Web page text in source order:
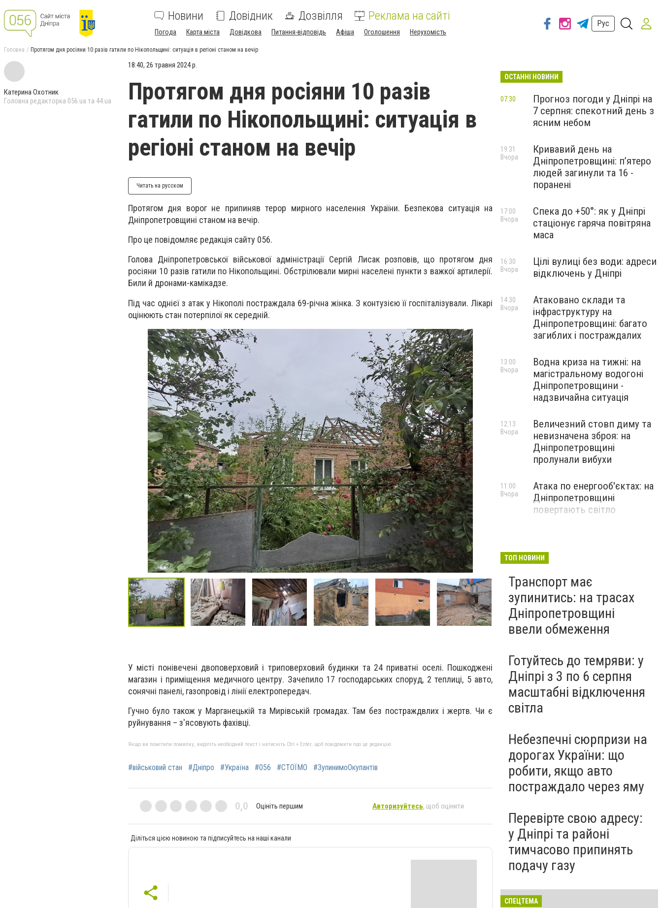
Новини Довідник Дозвілля Реклама на сайті
Погода Карта міста Довідкова Питання-відповідь Афіша Оголошення Нерухомість
Рус
Головна Протягом дня росіяни 10 разів гатили по Нікопольщині: ситуація в регіоні станом на вечір
Катерина Охотник
Головна редакторка 056.ua та 44.ua
18:40, 26 травня 2024 р.
Протягом дня росіяни 10 разів
гатили по Нікопольщині: ситуація в
регіоні станом на вечір
Читать на русском
Протягом дня ворог не припиняв терор мирного населення України. Безпекова ситуація на
Дніпропетровщині станом на вечір.
Про це повідомляє редакція сайту 056.
Голова Дніпропетровської військової адміністрації Сергій Лисак розповів, що протягом дня
росіяни 10 разів гатили по Нікопольщині. Обстрілювали мирні населені пункти з важкої артилерії.
Били й дронами-камікадзе.
Під час однієї з атак у Нікополі постраждала 69-річна жінка. З контузією її госпіталізували. Лікарі
оцінюють стан потерпілої як середній.
У місті понівечені двоповерховий і триповерховий будинки та 24 приватні оселі. Пошкоджені
магазин і приміщення медичного центру. Зачепило 17 господарських споруд, 2 теплиці, 5 авто,
сонячні панелі, газопровід і лінії електропередач.
Гучно було також у Марганецькій та Мирівській громадах. Там без постраждвлих і жертв. Чи є
руйнування – з'ясовують фахівці.
Якщо ви помітили помилку, виділіть необхідний текст і натисніть Ctrl + Enter, щоб повідомити про це редакцію
#військовий стан #Дніпро #Україна #056 #СТОЇМО #ЗупинимоОкупантів
0,0 Оцініть першим Авторизуйтесь, щоб оцінити
Діліться цією новиною та підписуйтесь на наші канали
ОСТАННІ НОВИНИ
Прогноз погоди у Дніпрі на
7 серпня: спекотний день з
ясним небом
07:30
Кривавий день на
Дніпропетровщині: п’ятеро
людей загинули та 16 -
поранені
19:31
Вчора
Спека до +50°: як у Дніпрі
стаціонує гаряча повітряна
маса
17:00
Вчора
Цілі вулиці без води: адреси
відключень у Дніпрі
16:30
Вчора
Атаковано склади та
інфраструктуру на
Дніпропетровщині: багато
загиблих і постраждалих
14:30
Вчора
Водна криза на тижні: на
магістральному водогоні
Дніпропетровщини -
надзвичайна ситуація
13:00
Вчора
Величезний стовп диму та
невизначена зброя: на
Дніпропетровщині
пролунали вибухи
12:13
Вчора
Атака по енергооб'єктах: на
Дніпропетровщині
повертають світло
11:00
Вчора
ТОП НОВИНИ
Транспорт має
зупинитись: на трасах
Дніпропетровщині
ввели обмеження
Готуйтесь до темряви: у
Дніпрі з 3 по 6 серпня
масштабні відключення
світла
Небезпечні сюрпризи на
дорогах України: що
робити, якщо авто
постраждало через яму
Перевірте свою адресу:
у Дніпрі та районі
тимчасово припинять
подачу газу
СПЕЦТЕМА